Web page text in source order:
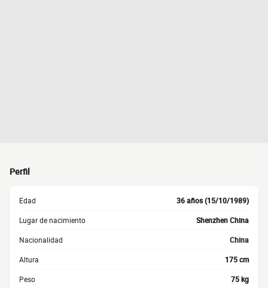
Perfil
Edad 36 años (15/10/1989)
Lugar de nacimiento Shenzhen China
Nacionalidad China
Altura 175 cm
Peso 75 kg